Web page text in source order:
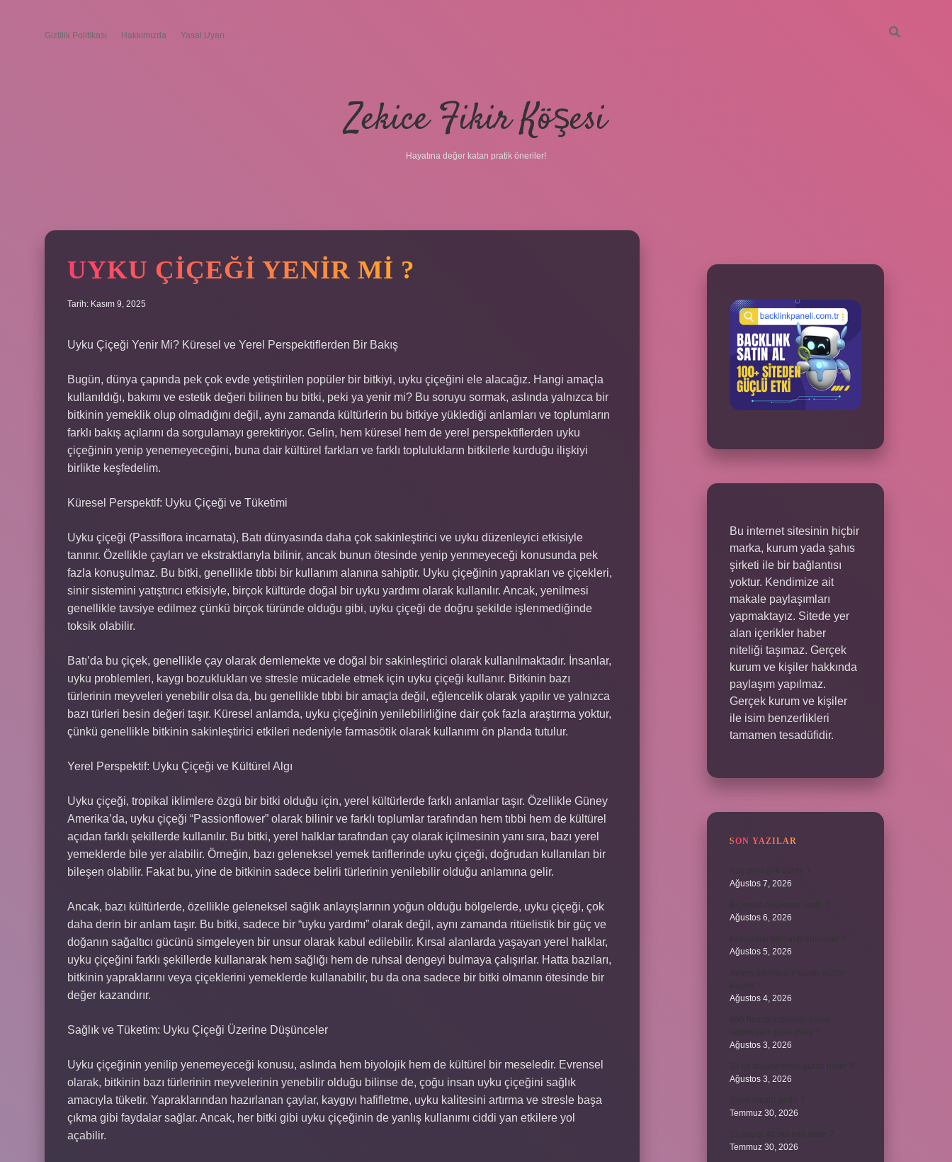
Gizlilik Politikası Hakkımızda Yasal Uyarı
Zekice Fikir Köşesi
Hayatına değer katan pratik öneriler!
UYKU ÇIÇEĞI YENIR MI ?
Tarih: Kasım 9, 2025
Uyku Çiçeği Yenir Mi? Küresel ve Yerel Perspektiflerden Bir Bakış
Bugün, dünya çapında pek çok evde yetiştirilen popüler bir bitkiyi, uyku çiçeğini ele alacağız. Hangi amaçla
kullanıldığı, bakımı ve estetik değeri bilinen bu bitki, peki ya yenir mi? Bu soruyu sormak, aslında yalnızca bir
bitkinin yemeklik olup olmadığını değil, aynı zamanda kültürlerin bu bitkiye yüklediği anlamları ve toplumların
farklı bakış açılarını da sorgulamayı gerektiriyor. Gelin, hem küresel hem de yerel perspektiflerden uyku
çiçeğinin yenip yenemeyeceğini, buna dair kültürel farkları ve farklı toplulukların bitkilerle kurduğu ilişkiyi
birlikte keşfedelim.
Küresel Perspektif: Uyku Çiçeği ve Tüketimi
Uyku çiçeği (Passiflora incarnata), Batı dünyasında daha çok sakinleştirici ve uyku düzenleyici etkisiyle
tanınır. Özellikle çayları ve ekstraktlarıyla bilinir, ancak bunun ötesinde yenip yenmeyeceği konusunda pek
fazla konuşulmaz. Bu bitki, genellikle tıbbi bir kullanım alanına sahiptir. Uyku çiçeğinin yaprakları ve çiçekleri,
sinir sistemini yatıştırıcı etkisiyle, birçok kültürde doğal bir uyku yardımı olarak kullanılır. Ancak, yenilmesi
genellikle tavsiye edilmez çünkü birçok türünde olduğu gibi, uyku çiçeği de doğru şekilde işlenmediğinde
toksik olabilir.
Batı’da bu çiçek, genellikle çay olarak demlemekte ve doğal bir sakinleştirici olarak kullanılmaktadır. İnsanlar,
uyku problemleri, kaygı bozuklukları ve stresle mücadele etmek için uyku çiçeği kullanır. Bitkinin bazı
türlerinin meyveleri yenebilir olsa da, bu genellikle tıbbi bir amaçla değil, eğlencelik olarak yapılır ve yalnızca
bazı türleri besin değeri taşır. Küresel anlamda, uyku çiçeğinin yenilebilirliğine dair çok fazla araştırma yoktur,
çünkü genellikle bitkinin sakinleştirici etkileri nedeniyle farmasötik olarak kullanımı ön planda tutulur.
Yerel Perspektif: Uyku Çiçeği ve Kültürel Algı
Uyku çiçeği, tropikal iklimlere özgü bir bitki olduğu için, yerel kültürlerde farklı anlamlar taşır. Özellikle Güney
Amerika’da, uyku çiçeği “Passionflower” olarak bilinir ve farklı toplumlar tarafından hem tıbbi hem de kültürel
açıdan farklı şekillerde kullanılır. Bu bitki, yerel halklar tarafından çay olarak içilmesinin yanı sıra, bazı yerel
yemeklerde bile yer alabilir. Örneğin, bazı geleneksel yemek tariflerinde uyku çiçeği, doğrudan kullanılan bir
bileşen olabilir. Fakat bu, yine de bitkinin sadece belirli türlerinin yenilebilir olduğu anlamına gelir.
Ancak, bazı kültürlerde, özellikle geleneksel sağlık anlayışlarının yoğun olduğu bölgelerde, uyku çiçeği, çok
daha derin bir anlam taşır. Bu bitki, sadece bir “uyku yardımı” olarak değil, aynı zamanda ritüelistik bir güç ve
doğanın sağaltıcı gücünü simgeleyen bir unsur olarak kabul edilebilir. Kırsal alanlarda yaşayan yerel halklar,
uyku çiçeğini farklı şekillerde kullanarak hem sağlığı hem de ruhsal dengeyi bulmaya çalışırlar. Hatta bazıları,
bitkinin yapraklarını veya çiçeklerini yemeklerde kullanabilir, bu da ona sadece bir bitki olmanın ötesinde bir
değer kazandırır.
Sağlık ve Tüketim: Uyku Çiçeği Üzerine Düşünceler
Uyku çiçeğinin yenilip yenemeyeceği konusu, aslında hem biyolojik hem de kültürel bir meseledir. Evrensel
olarak, bitkinin bazı türlerinin meyvelerinin yenebilir olduğu bilinse de, çoğu insan uyku çiçeğini sağlık
amacıyla tüketir. Yapraklarından hazırlanan çaylar, kaygıyı hafifletme, uyku kalitesini artırma ve stresle başa
çıkma gibi faydalar sağlar. Ancak, her bitki gibi uyku çiçeğinin de yanlış kullanımı ciddi yan etkilere yol
açabilir.
Bu internet sitesinin hiçbir
marka, kurum yada şahıs
şirketi ile bir bağlantısı
yoktur. Kendimize ait
makale paylaşımları
yapmaktayız. Sitede yer
alan içerikler haber
niteliği taşımaz. Gerçek
kurum ve kişiler hakkında
paylaşım yapılmaz.
Gerçek kurum ve kişiler
ile isim benzerlikleri
tamamen tesadüfidir.
SON YAZILAR
Ağustos 7, 2026
Ağustos 6, 2026
Ağustos 5, 2026
Ağustos 4, 2026
Ağustos 3, 2026
Ağustos 3, 2026
Temmuz 30, 2026
Temmuz 30, 2026